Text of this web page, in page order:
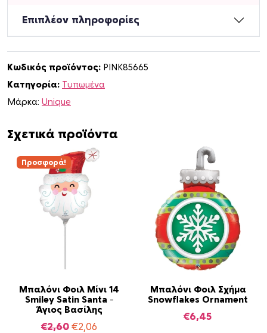
Επιπλέον πληροφορίες
Κωδικός προϊόντος: PINK85665
Κατηγορία: Τυπωμένα
Μάρκα: Unique
Σχετικά προϊόντα
Προσφορά!
Μπαλόνι Φοιλ Μίνι 14
Smiley Satin Santa –
Άγιος Βασίλης
€2,60 O
€2,06
Μπαλόνι Φοιλ Σχήμα
Snowflakes Ornament
€6,45